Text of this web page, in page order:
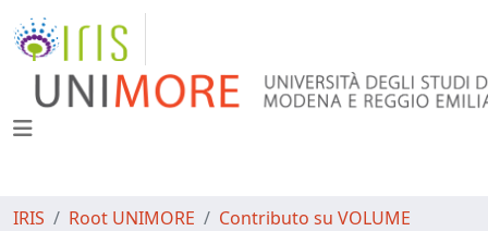
IRIS Root UNIMORE
Contributo su VOLUME